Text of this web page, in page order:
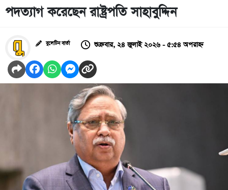
পদত্যাগ করেছেন রাষ্ট্রপতি সাহাবুদ্দিন
বুলেটিন বার্তা শুক্রবার, ২৪ জুলাই ২০২৬ - ৫:৫৪ অপরাহ্ন